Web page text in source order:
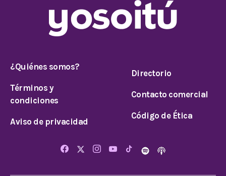
¿Quiénes somos?
Términos y
condiciones
Aviso de privacidad
Directorio
Contacto comercial
Código de Ética